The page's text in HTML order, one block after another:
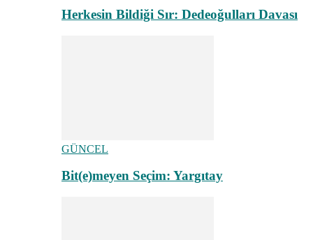
Herkesin Bildiği Sır: Dedeoğulları Davası
GÜNCEL
Bit(e)meyen Seçim: Yargıtay